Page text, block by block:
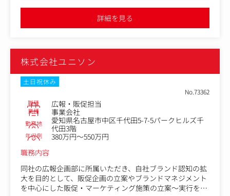
・採用活動KPIの設定・測定
・採用媒体選定・運用・管理
・各部門との採用要件の定義、採用人数の調整
・求人票、広告作成
・応募者・新入社員対応、管理 など
※その他、総務業務や評価・研修に関する業務をお任せす
ることもあります。
詳細を見る
株式会社ユニソン
土日祝休み
No.73362
職種 広報・販促担当
業種 事業会社
勤務地
愛知県名古屋市中区千代田5-7-5パークヒルズ千
代田3階
年収例
380万円～550万円
職務内容
同社の広報企画部に所属いただき、自社ブランド認知の拡
大を目的として、販促企画の立案やブランドマネジメント
を中心にした販促・マーケティング施策の立案～実行をご